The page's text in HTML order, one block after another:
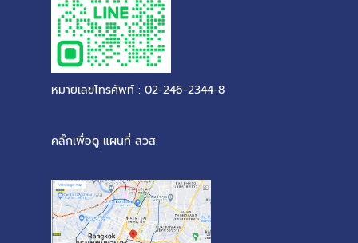
หมายเลขโทรศัพท์ : 02-246-2344-8
คลิ๊กเพื่อดู แผนที่ สวส.